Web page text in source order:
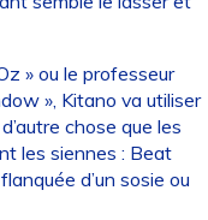
» ou le professeur
», Kitano va utiliser
chose que les
les siennes : Beat
d’un sosie ou